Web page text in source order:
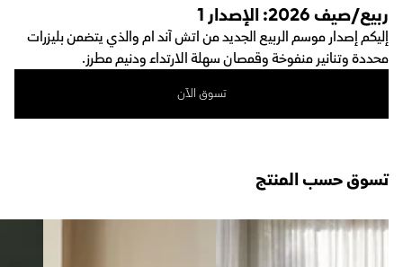
ربيع/صيف 2026: الإصدار 1
إليكم إصدار موسم الربيع الجديد من اتش آند ام والذي يتضمن بليزرات
محددة وتنانير منفوخة وقمصان سهلة الارتداء ودنيم مطرز.
تسوق الآن
تسوق حسب المنتج